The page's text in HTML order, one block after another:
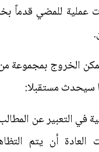
عملية للمضي قدماً
الخروج بمجموعة
مستقبلا:
في التعبير عن
العادة أن يتم